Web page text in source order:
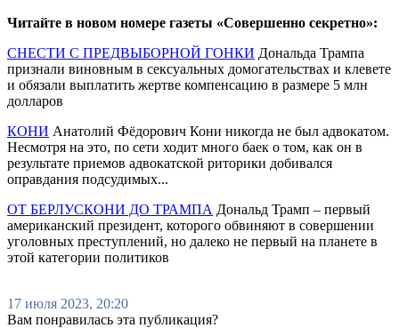
Читайте в новом номере газеты «Совершенно секретно»:
СНЕСТИ С ПРЕДВЫБОРНОЙ ГОНКИ Дональда Трампа
признали виновным в сексуальных домогательствах и клевете
и обязали выплатить жертве компенсацию в размере 5 млн
долларов
КОНИ Анатолий Фёдорович Кони никогда не был адвокатом.
Несмотря на это, по сети ходит много баек о том, как он в
результате приемов адвокатской риторики добивался
оправдания подсудимых...
ОТ БЕРЛУСКОНИ ДО ТРАМПА Дональд Трамп – первый
американский президент, которого обвиняют в совершении
уголовных преступлений, но далеко не первый на планете в
этой категории политиков
17 июля 2023, 20:20
Вам понравилась эта публикация?